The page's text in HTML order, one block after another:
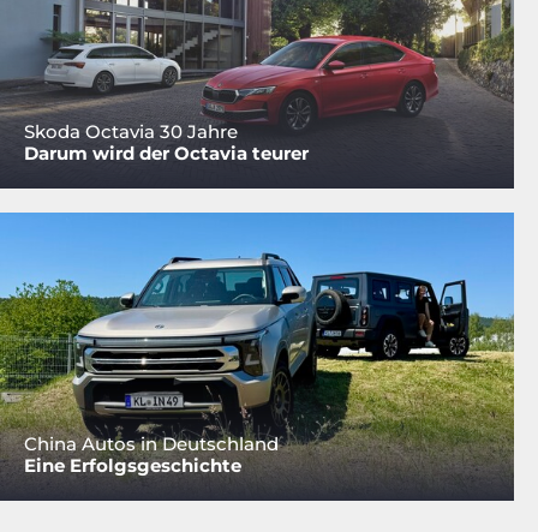
Skoda Octavia 30 Jahre
Darum wird der Octavia teurer
China Autos in Deutschland
Eine Erfolgsgeschichte